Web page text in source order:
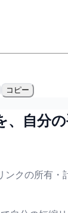
コピー
、自分
ンクの所有・